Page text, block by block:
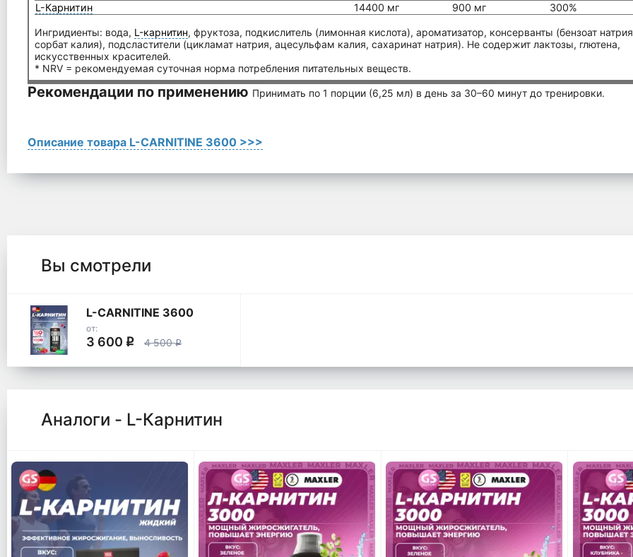
L-Карнитин
14400 мг 900 мг 300%
Ингридиенты: вода, L-карнитин, фруктоза, подкислитель (лимонная кислота), ароматизатор, консерванты (бензоат
сорбат калия), подсластители (цикламат натрия, ацесульфам калия, сахаринат натрия). Не содержит лактозы, глютена,
искусственных красителей.
* NRV = рекомендуемая суточная норма потребления питательных веществ.
Рекомендации по применению Принимать по 1 порции (6,25 мл) в день за 30–60 минут до тренировки.
Описание товара L-CARNITINE 3600 >>>
Вы смотрели
L-CARNITINE 3600
от:
3 600 q 4 500q
Аналоги - L-Карнитин